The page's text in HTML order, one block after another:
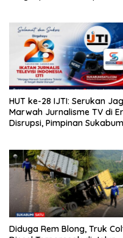
Sekarwangi
HUT ke-28 IJTI: Serukan
Marwah Jurnalisme TV di
Disrupsi, Pimpinan
Diduga Rem Blong, Truk